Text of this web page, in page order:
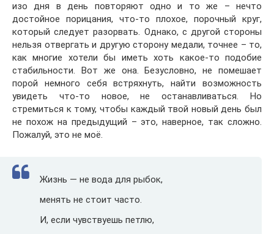
изо дня в день повторяют одно и то же – нечто
достойное порицания, что-то плохое, порочный круг,
который следует разорвать. Однако, с другой стороны
нельзя отвергать и другую сторону медали, точнее – то,
как многие хотели бы иметь хоть какое-то подобие
стабильности. Вот же она. Безусловно, не помешает
порой немного себя встряхнуть, найти возможность
увидеть что-то новое, не останавливаться. Но
стремиться к тому, чтобы каждый твой новый день был
не похож на предыдущий – это, наверное, так сложно.
Пожалуй, это не моё.
Жизнь — не вода для рыбок,
менять не стоит часто.
И, если чувствуешь петлю,